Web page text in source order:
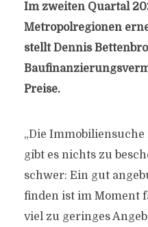
Im zweiten Quartal
Metropolregionen
stellt Dennis
Preise.
„Die
gibt es nichts zu
schwer: Ein gut
finden ist im Moment
viel zu geringes